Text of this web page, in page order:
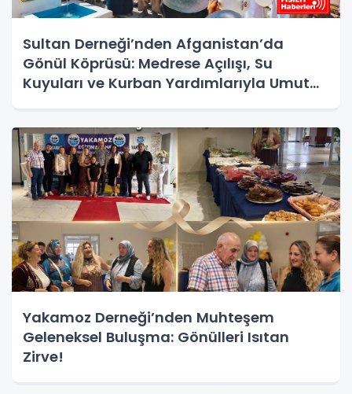
Sultan Derneği’nden Afganistan’da
Gönül Köprüsü: Medrese Açılışı, Su
Kuyuları ve Kurban Yardımlarıyla Umut
Yakamoz Derneği’nden Muhteşem
Geleneksel Buluşma: Gönülleri Isıtan
Zirve!